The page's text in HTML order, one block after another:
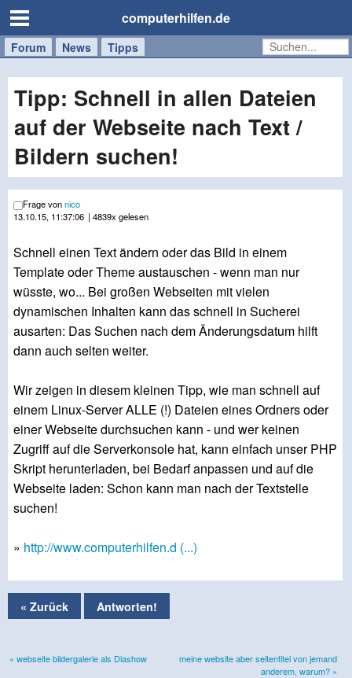
computerhilfen.de
Forum News Tipps
Handy
Tablet
Windows
Mac
Tipp: Schnell in allen Dateien
auf der Webseite nach Text /
Bildern suchen!
Frage vonnico
13.10.15, 11:37:06 | 4839x gelesen
Schnell einen Text ändern oder das Bild in einem
Template oder Theme austauschen - wenn man nur
wüsste, wo... Bei großen Webseiten mit vielen
dynamischen Inhalten kann das schnell in Sucherei
ausarten: Das Suchen nach dem Änderungsdatum hilft
dann auch selten weiter.
Wir zeigen in diesem kleinen Tipp, wie man schnell auf
einem Linux-Server ALLE (!) Dateien eines Ordners oder
einer Webseite durchsuchen kann - und wer keinen
Zugriff auf die Serverkonsole hat, kann einfach unser PHP
Skript herunterladen, bei Bedarf anpassen und auf die
Webseite laden: Schon kann man nach der Textstelle
suchen!
» http://www.computerhilfen.d (...)
« Zurück Antworten!
« webseite bildergalerie als Diashow
meine website aber seitentitel von jemand
anderem, warum? »